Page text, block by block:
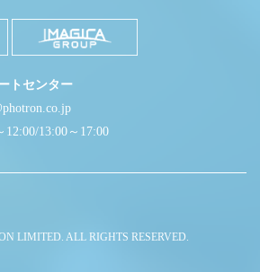
トセンター
13:00～17:00
LIMITED. ALL RIGHTS RESERVED.